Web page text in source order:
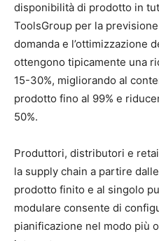
disponibilità di prodotto in
ToolsGroup per la
domanda e l’ottimizzazione
ottengono tipicamente una
15-30%, migliorando al
prodotto fino al 99% e
50%.
Produttori, distributori e
la supply chain a partire
prodotto finito e al singolo
modulare consente di
pianificazione nel modo più